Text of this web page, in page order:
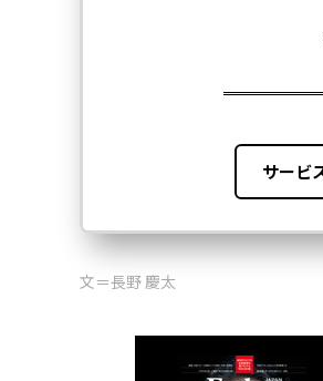
文＝長野 慶太